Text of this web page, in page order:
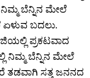
ಬೆನ್ನಿನ ಮೇಲೆ
ಏಳುವ ಬದಲು.
ಪ್ರಕಟವಾದ
ನಿಮ್ಮ ಬೆನ್ನಿನ ಮೇಲೆ
ತಡವಾಗಿ ಸತ್ತ ಜನನದ